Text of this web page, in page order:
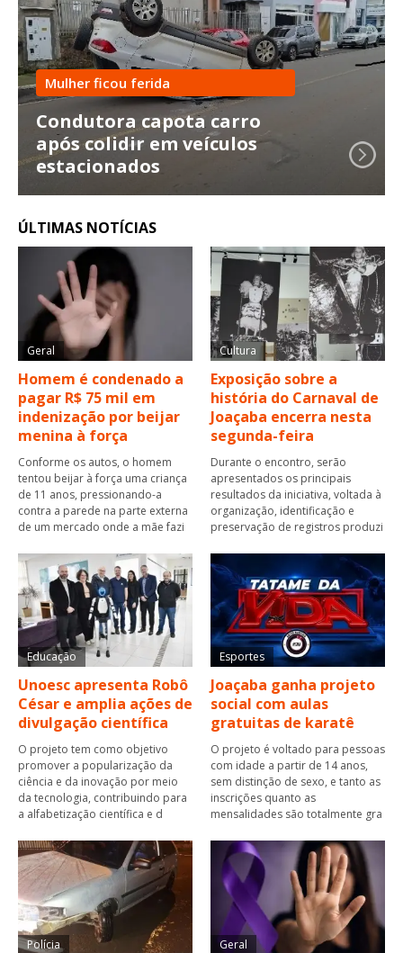
Mulher ficou ferida
Condutora capota carro
após colidir em veículos
estacionados
ÚLTIMAS NOTÍCIAS
Geral
Homem é condenado a
pagar R$ 75 mil em
indenização por beijar
menina à força
Conforme os autos, o homem
tentou beijar à força uma criança
de 11 anos, pressionando-a
contra a parede na parte externa
de um mercado onde a mãe fazi
Cultura
Exposição sobre a
história do Carnaval de
Joaçaba encerra nesta
segunda-feira
Durante o encontro, serão
apresentados os principais
resultados da iniciativa, voltada à
organização, identificação e
preservação de registros produzi
Educação
Unoesc apresenta Robô
César e amplia ações de
divulgação científica
O projeto tem como objetivo
promover a popularização da
ciência e da inovação por meio
da tecnologia, contribuindo para
a alfabetização científica e d
Esportes
Joaçaba ganha projeto
social com aulas
gratuitas de karatê
O projeto é voltado para pessoas
com idade a partir de 14 anos,
sem distinção de sexo, e tanto as
inscrições quanto as
mensalidades são totalmente gra
Polícia Geral